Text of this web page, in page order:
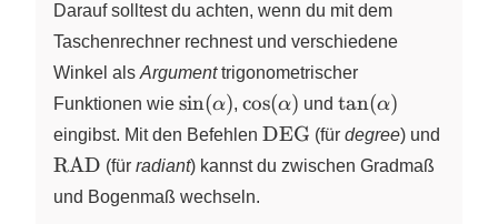
Darauf solltest du achten, wenn du mit dem
Taschenrechner rechnest und verschiedene
Winkel als Argumenttrigonometrischer
Funktionen wie \sin(\alpha)
sin(α),\cos(\alpha)
cos(α) und\tan(\alpha)
tan(α)
eingibst. Mit den Befehlen \text{DEG}
DEG (für degree) und
RAD (für radiant) kannst du zwischen Gradmaß
und Bogenmaß wechseln.